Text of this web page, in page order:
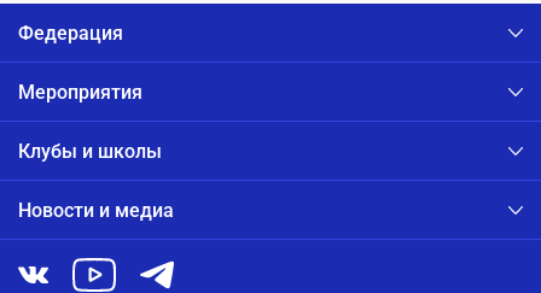
Федерация
Мероприятия
Клубы и школы
Новости и медиа